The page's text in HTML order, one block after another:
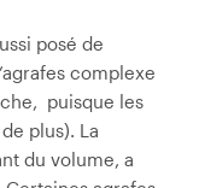
posé de
complexe
puisque les
plus). La
du volume, a